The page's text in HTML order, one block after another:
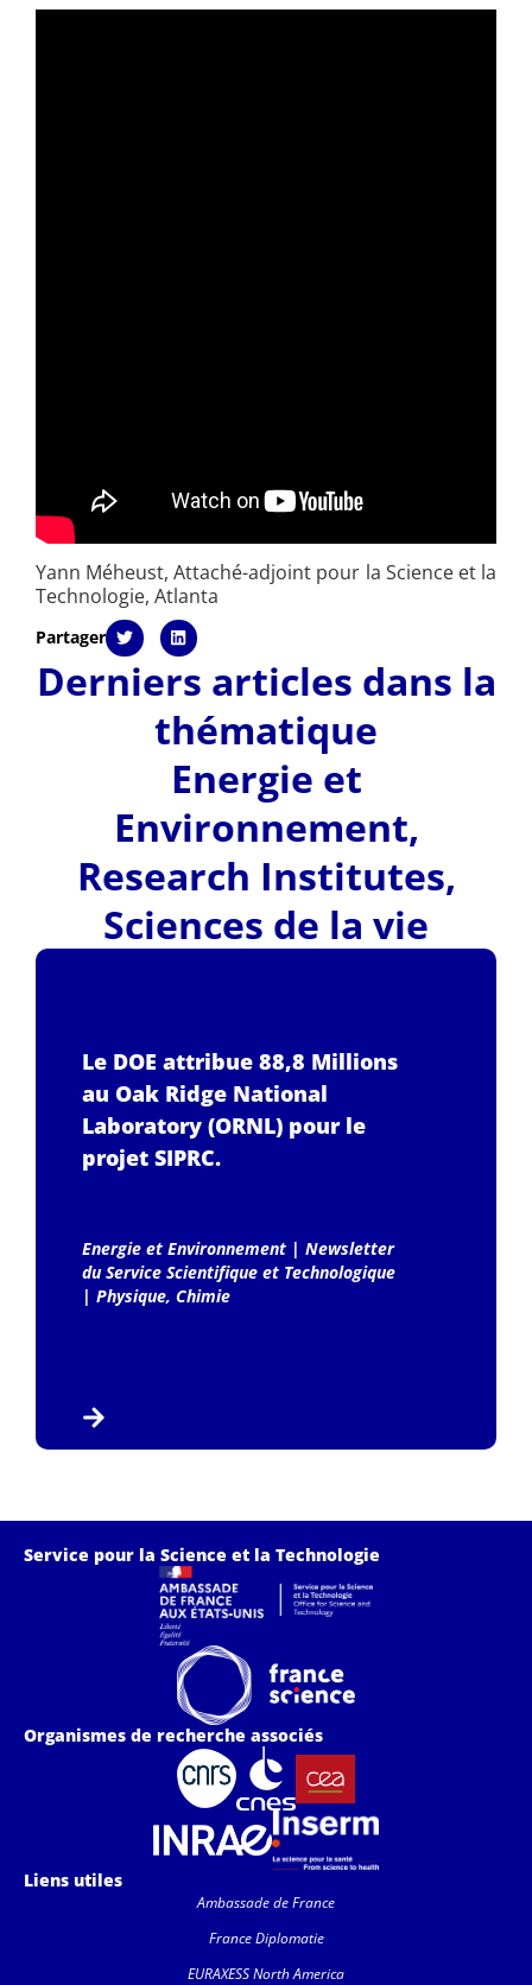
Yann Méheust, Attaché-adjoint pour la Science et la
Technologie, Atlanta
Partager
Derniers articles dans la
thématique
Energie et
Environnement,
Research Institutes,
Sciences de la vie
Le DOE attribue 88,8 Millions
au Oak Ridge National
Laboratory (ORNL) pour le
projet SIPRC.
Energie et Environnement| Newsletter
du Service Scientifique et Technologique
| Physique, Chimie
Service pour la Science et la Technologie
Organismes de recherche associés
Liens utiles
Ambassade de France
France Diplomatie
EURAXESS North America